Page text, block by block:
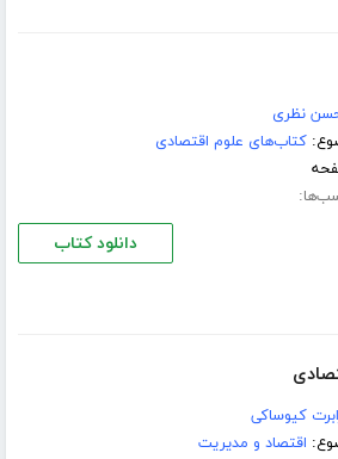
نظری‌
کتاب‌های علوم اقتصادی
دانلود کتاب
کیوساکی
اقتصاد و مدیریت